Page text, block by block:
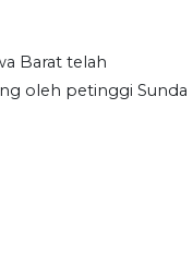
Barat telah
oleh petinggi Sunda